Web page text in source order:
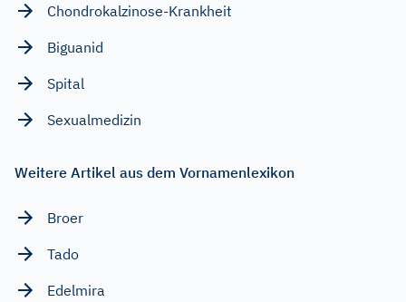
Chondrokalzinose-Krankheit
Biguanid
Spital
Sexualmedizin
Weitere Artikel aus dem Vornamenlexikon
Broer
Tado
Edelmira